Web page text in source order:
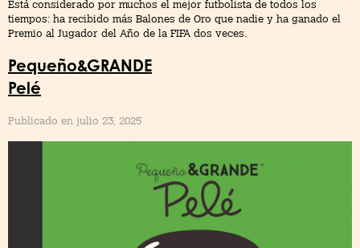
Está considerado por muchos el mejor futbolista de todos los
tiempos: ha recibido más Balones de Oro que nadie y ha ganado el
Premio al Jugador del Año de la FIFA dos veces.
Pequeño&GRANDE
Pelé
Publicado en julio 23, 2025